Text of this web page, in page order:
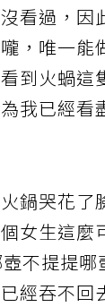
看過，因
，唯一能
到火蝸這
我已經看
鍋哭花了
女生這麼
不提提哪
經吞不回